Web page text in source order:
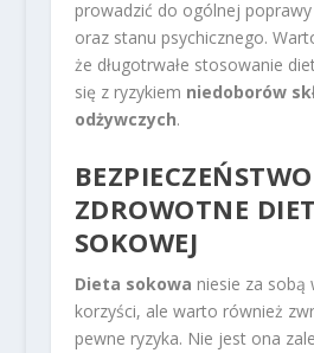
prowadzić do ogólnej poprawy
oraz stanu psychicznego.
że długotrwałe stosowanie
się z ryzykiem niedoborów
odżywczych.
BEZPIECZEŃSTWO
ZDROWOTNE
SOKOWEJ
Dieta sokowa niesie za sobą
korzyści, ale warto również
pewne ryzyka. Nie jest ona